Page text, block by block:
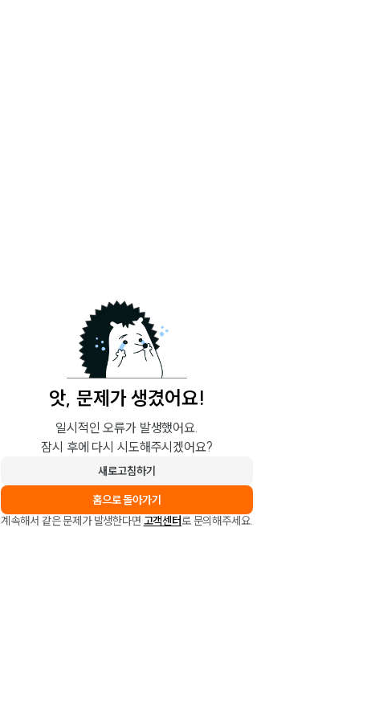
앗, 문제가 생겼어요!
일시적인 오류가 발생했어요.
잠시 후에 다시 시도해주시겠어요?
새로고침하기
홈으로 돌아가기
계속해서 같은 문제가 발생한다면 고객센터로 문의해주세요.